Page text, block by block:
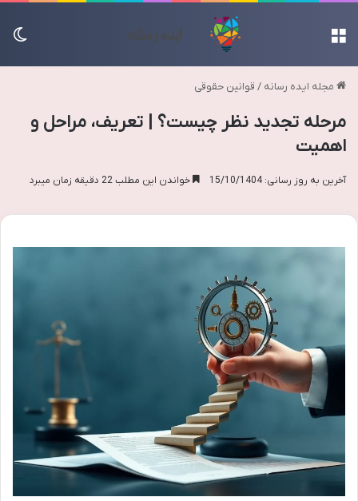
مجله ایده رسانه / قوانین حقوقی
مرحله تجدید نظر چیست؟ | تعریف، مراحل و
اهمیت
آخرین به روز رسانی: 15/10/1404 خواندن این مطلب 22 دقیقه زمان میبرد